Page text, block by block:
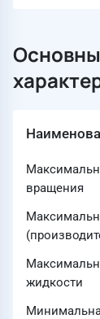
вращения
жидкости